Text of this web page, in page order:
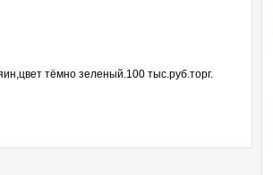
тёмно зеленый.100 тыс.руб.торг.